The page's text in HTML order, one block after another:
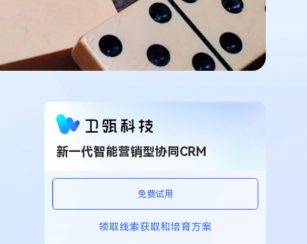
新一代智能营销型协同CRM
免费试用
领取线索获取和培育方案